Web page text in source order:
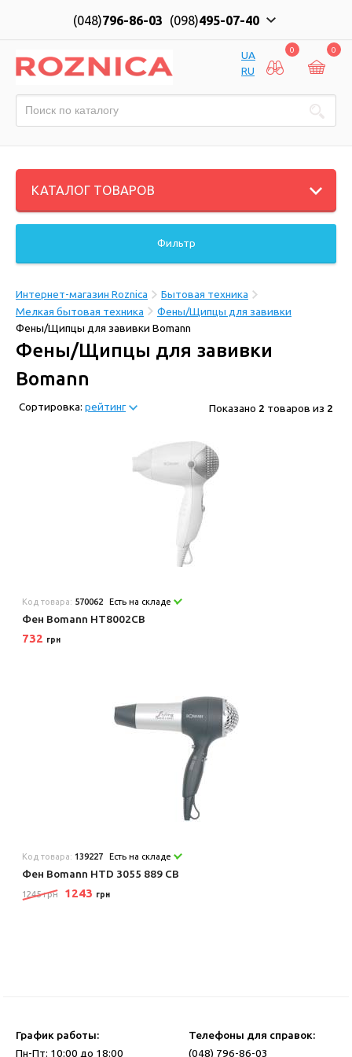
(048)796-86-03 (098)495-07-40
UA
RU
0 0
КАТАЛОГ ТОВАРОВ
Фильтр
Интернет-магазин Roznica
Бытовая техника
Мелкая бытовая техника
Фены/Щипцы для завивки
Фены/Щипцы для завивки Bomann
Фены/Щипцы для завивки
Bomann
Сортировка: рейтинг Показано 2 товаров из 2
Код товара: 570062 Есть на складе
Фен Bomann HT8002CB
732 грн
Код товара: 139227 Есть на складе
Фен Bomann HTD 3055 889 CB
1245 грн 1243 грн
График работы:
Пн-Пт: 10:00 до 18:00
Телефоны для справок:
(048) 796-86-03